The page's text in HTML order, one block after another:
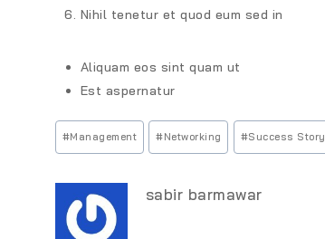
Nihil tenetur et quod eum sed in
Aliquam eos sint quam ut
Est aspernatur
#Management #Networking #Success Story
sabir barmawar